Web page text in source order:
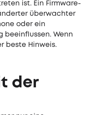
ist. Ein Firmware-
überwachter
oder ein
beeinflussen. Wenn
beste Hinweis.
der